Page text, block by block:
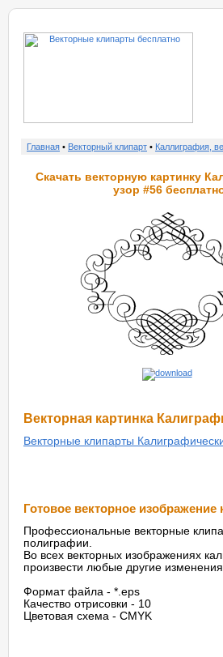
Главная • Векторный клипарт • Каллиграфия,
Скачать векторную картинку
узор #56
Векторная картинка
Векторные клипарты
Готовое векторное изображение
Профессиональные векторные
полиграфии.
Во всех векторных изображениях
произвести любые другие
Формат файла - *.eps
Качество отрисовки - 10
Цветовая схема - CMYK